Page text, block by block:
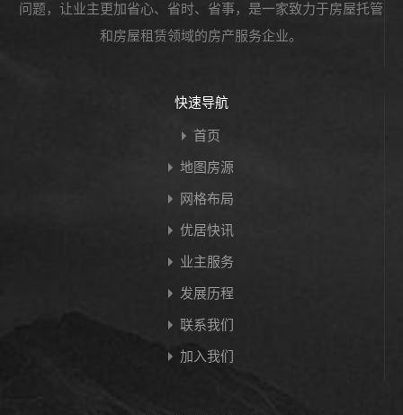
问题，让业主更加省心、省时、省事，是一家致力于房屋托管
和房屋租赁领域的房产服务企业。
快速导航
首页
地图房源
网格布局
优居快讯
业主服务
发展历程
联系我们
加入我们